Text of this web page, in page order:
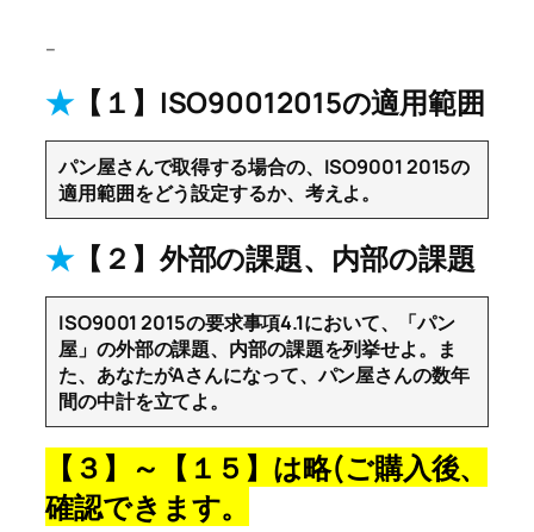
–
★【１】ISO90012015の適用範囲
パン屋さんで取得する場合の、ISO9001 2015の
適用範囲をどう設定するか、考えよ。
★【２】外部の課題、内部の課題
ISO9001 2015の要求事項4.1において、「パン
屋」の外部の課題、内部の課題を列挙せよ。ま
た、あなたがAさんになって、パン屋さんの数年
間の中計を立てよ。
【３】～【１５】は略(ご購入後、
確認できます。